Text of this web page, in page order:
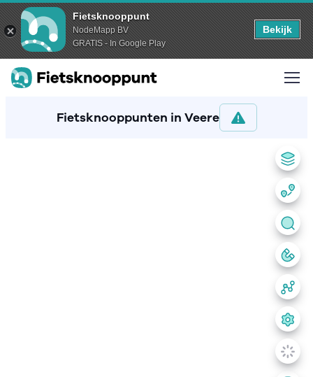
Fietsknooppunt
NodeMapp BV
GRATIS - In Google Play
Bekijk
Fietsknooppunten in Veere